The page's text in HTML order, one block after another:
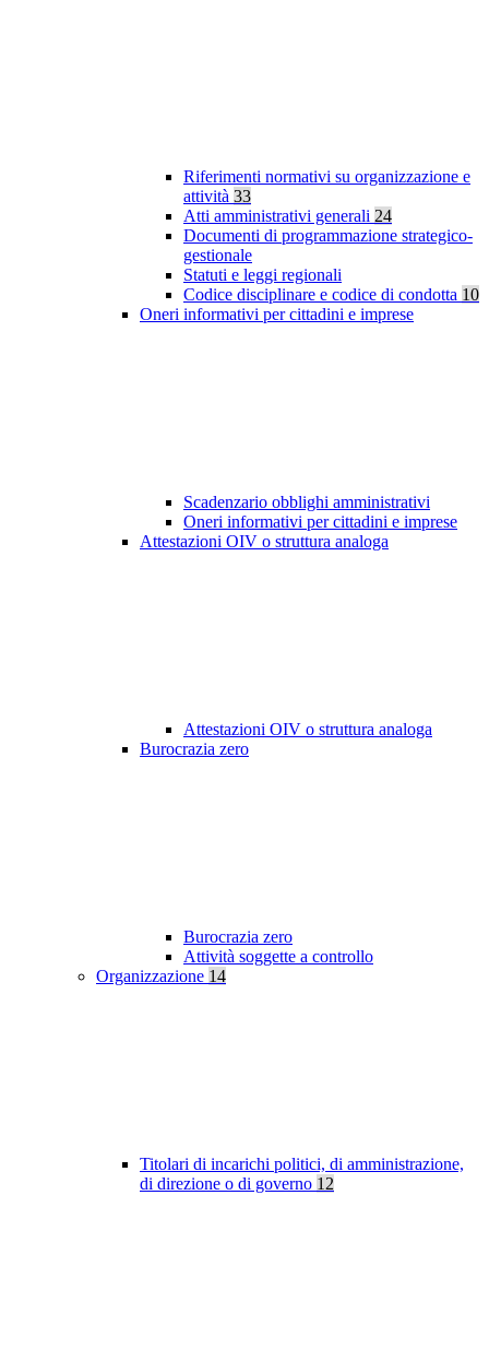
Riferimenti normativi su organizzazione e
attività 33
Atti amministrativi generali 24
Documenti di programmazione strategico-
gestionale
Statuti e leggi regionali
Codice disciplinare e codice di condotta 10
Oneri informativi per cittadini e imprese
Scadenzario obblighi amministrativi
Oneri informativi per cittadini e imprese
Attestazioni OIV o struttura analoga
Attestazioni OIV o struttura analoga
Burocrazia zero
Burocrazia zero
Attività soggette a controllo
Organizzazione 14
Titolari di incarichi politici, di amministrazione,
di direzione o di governo 12